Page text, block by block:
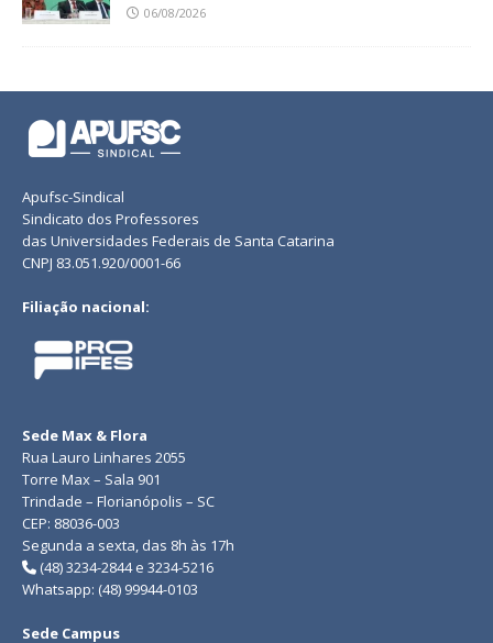
06/08/2026
Apufsc-Sindical
Sindicato dos Professores
das Universidades Federais de Santa Catarina
CNPJ 83.051.920/0001-66
Filiação nacional:
Sede Max & Flora
Rua Lauro Linhares 2055
Torre Max – Sala 901
Trindade – Florianópolis – SC
CEP: 88036-003
Segunda a sexta, das 8h às 17h
(48) 3234-2844 e 3234-5216
Whatsapp: (48) 99944-0103
Sede Campus